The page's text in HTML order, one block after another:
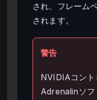
され、フレーム
されます。
警告
NVIDIAコン
Adrenalinソフ